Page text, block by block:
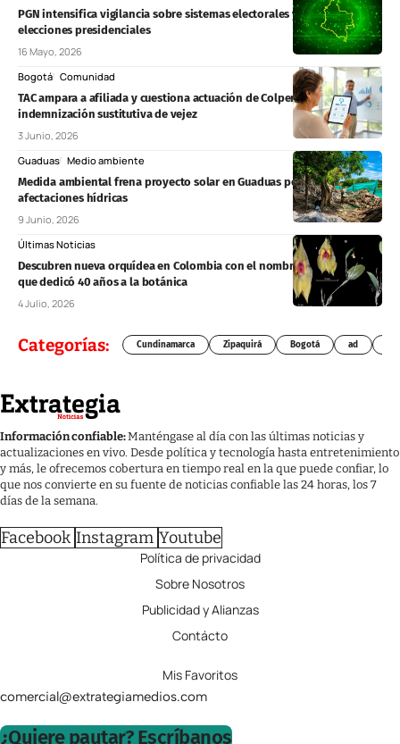
PGN intensifica vigilancia sobre sistemas electorales y simulacros para
elecciones presidenciales
16 Mayo, 2026
Bogotá Comunidad
TAC ampara a afiliada y cuestiona actuación de Colpensiones por
indemnización sustitutiva de vejez
3 Junio, 2026
Guaduas Medio ambiente
Medida ambiental frena proyecto solar en Guaduas por presuntas
afectaciones hídricas
9 Junio, 2026
Últimas Noticias
Descubren nueva orquídea en Colombia con el nombre de un profesor
que dedicó 40 años a la botánica
4 Julio, 2026
Categorías: Cundinamarca Zipaquirá Bogotá ad
Información confiable:Manténgase al día con las últimas noticias y
actualizaciones en vivo. Desde política y tecnología hasta entretenimiento
y más, le ofrecemos cobertura en tiempo real en la que puede confiar, lo
que nos convierte en su fuente de noticias confiable las 24 horas, los 7
días de la semana.
Facebook Instagram Youtube
Política de privacidad
Sobre Nosotros
Publicidad y Alianzas
Contácto
Mis Favoritos
comercial@extrategiamedios.com
¿Quiere pautar? Escríbanos